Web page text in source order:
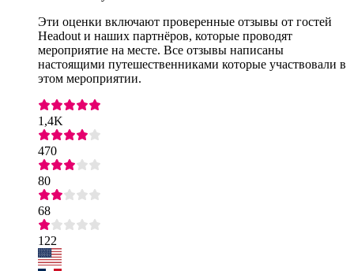
Эти оценки включают проверенные отзывы от гостей
Headout и наших партнёров, которые проводят
мероприятие на месте. Все отзывы написаны
настоящими путешественниками которые участвовали в
этом мероприятии.
1,4K
470
80
68
122